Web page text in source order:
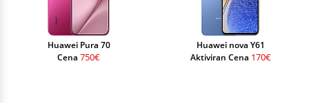
Huawei Pura 70
Cena 750€
Huawei nova Y61
Aktiviran Cena 170€